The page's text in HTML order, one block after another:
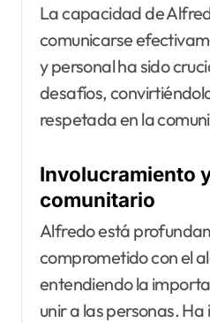
La capacidad de
comunicarse
y personal ha sido
desafíos,
respetada en la
Involucramiento
comunitario
Alfredo está
comprometido con el
entendiendo la
unir a las personas.